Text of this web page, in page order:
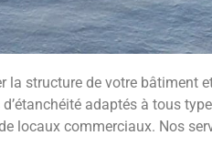
la structure de votre bâtiment
adaptés à tous
locaux commerciaux. Nos